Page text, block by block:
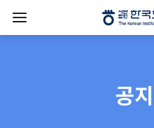
공